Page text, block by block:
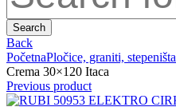
Search
Back
PočetnaPločice, graniti, stepeništa
Crema 30×120 Itaca
Previous product